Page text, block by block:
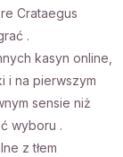
Crataegus
.
kasyn online,
i na pierwszym
sensie niż
wyboru .
z tłem